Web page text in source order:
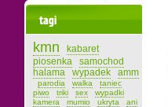
kmn
kabaret
piosenka
samochod
halama
wypadek amm
parodia walka
taniec
piwo
triki sex
wypadki
kamera
mumio ukryta
ani